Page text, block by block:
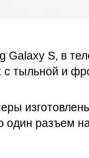
Galaxy S, в
тыльной и
один разъем